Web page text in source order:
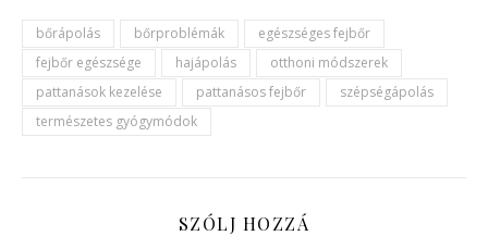
bőrápolás bőrproblémák
egészséges fejbőr
fejbőr egészsége
hajápolás
otthoni módszerek
pattanások kezelése
pattanásos fejbőr
szépségápolás
természetes gyógymódok
SZÓLJ HOZZÁ